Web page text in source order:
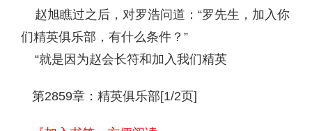
赵旭瞧过之后，对罗浩问道：“罗先生，加入你
们精英俱乐部，有什么条件？”
“就是因为赵会长符和加入我们精英
第2859章：精英俱乐部[1/2页]